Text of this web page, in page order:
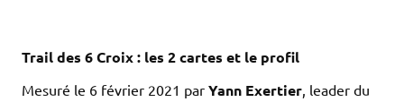
Trail des 6 Croix : les 2 cartes et le profil
Mesuré le 6 février 2021 par Yann Exertier, leader du